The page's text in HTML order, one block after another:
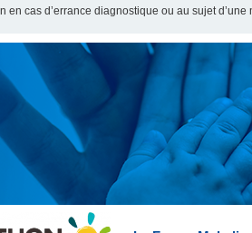
en cas d’errance diagnostique ou au sujet